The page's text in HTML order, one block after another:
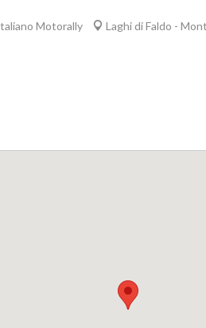
Motorally Laghi di Faldo -